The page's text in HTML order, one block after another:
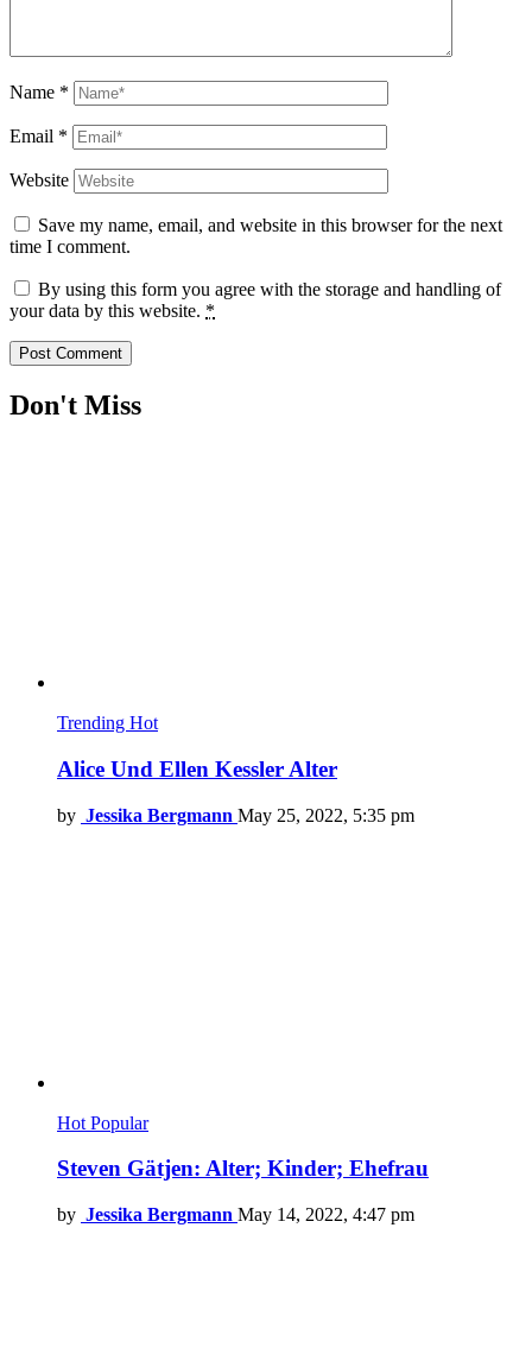
Name *
Email *
Website
Save my name, email, and website in this browser for the next
time I comment.
By using this form you agree with the storage and handling of
your data by this website. *
Don't Miss
Trending Hot
Alice Und Ellen Kessler Alter
by Jessika Bergmann May 25, 2022, 5:35 pm
Hot Popular
Steven Gätjen: Alter; Kinder; Ehefrau
by Jessika Bergmann May 14, 2022, 4:47 pm